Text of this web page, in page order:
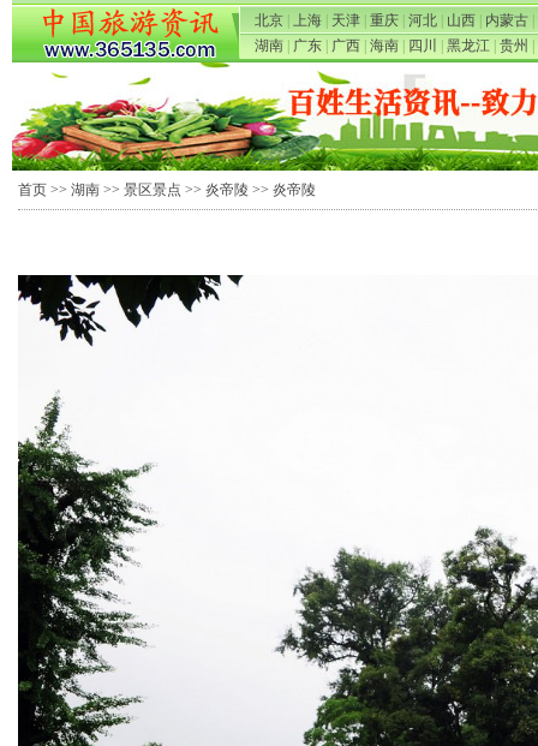
北京 上海 天津 重庆 河北 山西 内蒙古
湖南
广东 广西 海南 四川 黑龙江 贵州
首页 >> 湖南 >> 景区景点 >> 炎帝陵 >> 炎帝陵